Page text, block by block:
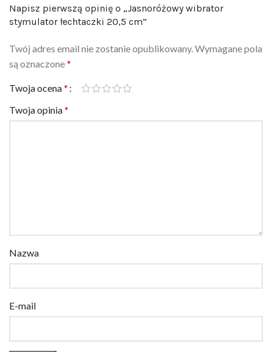
stymulator łechtaczki 20,5 cm”
są oznaczone*
Twoja ocena
Twoja opinia
Nazwa
E-mail